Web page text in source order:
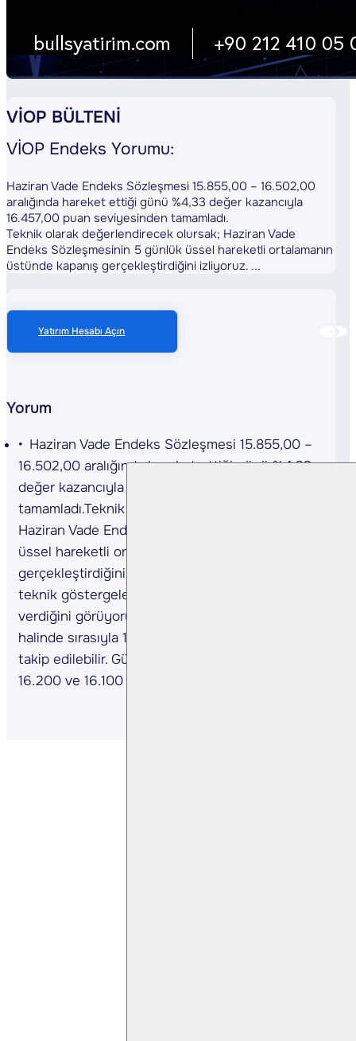
VİOP BÜLTENİ
VİOP Endeks Yorumu:
Haziran Vade Endeks Sözleşmesi 15.855,00 – 16.502,00
aralığında hareket ettiği günü %4,33 değer kazancıyla
16.457,00 puan seviyesinden tamamladı.
Teknik olarak değerlendirecek olursak; Haziran Vade
Endeks Sözleşmesinin 5 günlük üssel hareketli ortalamanın
üstünde kapanış gerçekleştirdiğini izliyoruz. ...
Yatırım Hesabı Açın
Yorum
Haziran Vade Endeks Sözleşmesi 15.855,00 –
16.502,00 aralığında hareket ettiği günü %4,33
değer kazancıyla 16.457,00 puan seviyesinden
tamamladı.Teknik olarak değerlendirecek olursak;
Haziran Vade Endeks Sözleşmesinin 5 günlük
üssel hareketli ortalamanın üstünde kapanış
gerçekleştirdiğini izliyoruz. Sözleşmede kısa vadeli
teknik göstergelerin alış yönünde sinyaller
verdiğini görüyoruz. Alıcılı seyrin devam etmesi
halinde sırasıyla 16.600 ve 16.850 direnç olarak
takip edilebilir. Gün içi olası geri çekilmelerde
16.200 ve 16.100 destek olarak takip edilebilir.